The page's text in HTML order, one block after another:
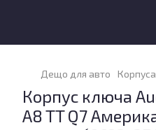
Дещо для авто
Корпус ключа
A8 TT Q7